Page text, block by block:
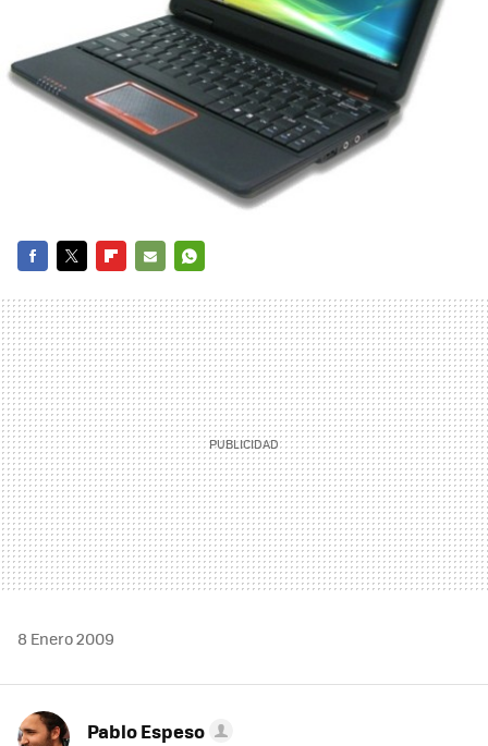
MAIL
8 Enero 2009
Pablo Espeso